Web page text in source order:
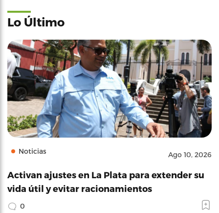
Lo Último
Noticias Ago 10, 2026
Activan ajustes en La Plata para extender su
vida útil y evitar racionamientos
0